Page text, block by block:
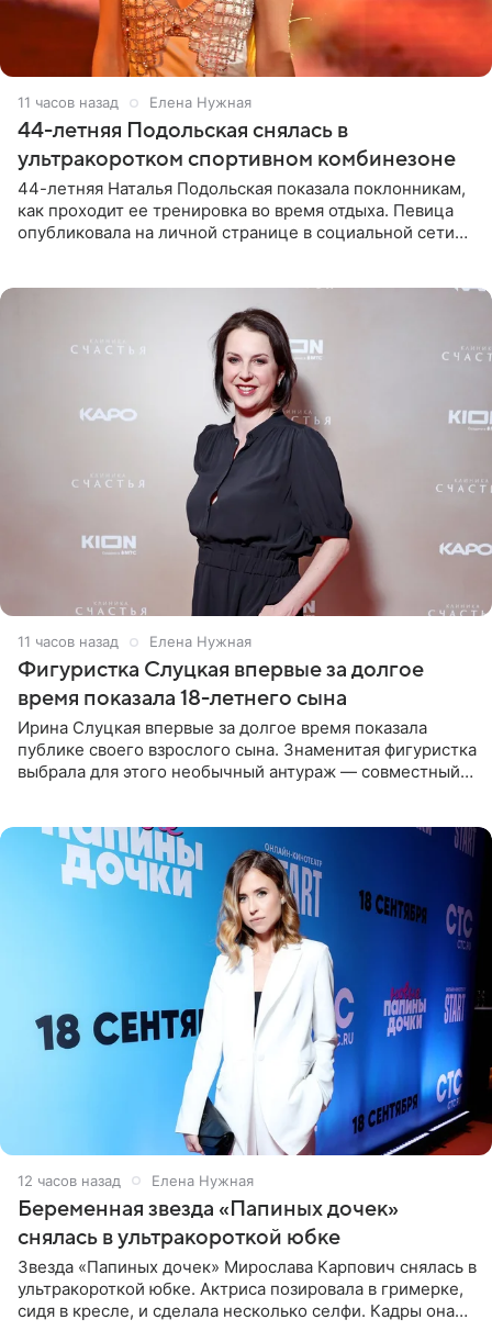
11 часов назад Елена Нужная
44-летняя Подольская снялась в
ультракоротком спортивном комбинезоне
44-летняя Наталья Подольская показала поклонникам,
как проходит ее тренировка во время отдыха. Певица
опубликовала на личной странице в социальной сети
11 часов назад Елена Нужная
Фигуристка Слуцкая впервые за долгое
время показала 18-летнего сына
Ирина Слуцкая впервые за долгое время показала
публике своего взрослого сына. Знаменитая фигуристка
выбрала для этого необычный антураж — совместный
12 часов назад Елена Нужная
Беременная звезда «Папиных дочек»
снялась в ультракороткой юбке
Звезда «Папиных дочек» Мирослава Карпович снялась в
ультракороткой юбке. Актриса позировала в гримерке,
сидя в кресле, и сделала несколько селфи. Кадры она